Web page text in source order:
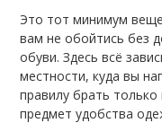
Это тот минимум
вам не обойтись без
обуви. Здесь всё
местности, куда вы
правилу брать
предмет удобства